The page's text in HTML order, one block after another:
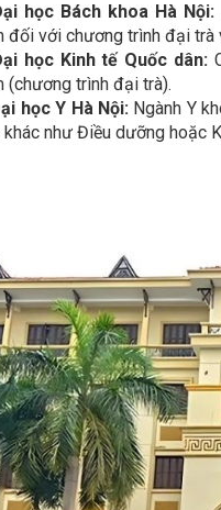
học Bách khoa Hà Nội:
đối với chương trình đại trà
học Kinh tế Quốc dân:
(chương trình đại trà).
học Y Hà Nội:Ngành Y
khác như Điều dưỡng hoặc